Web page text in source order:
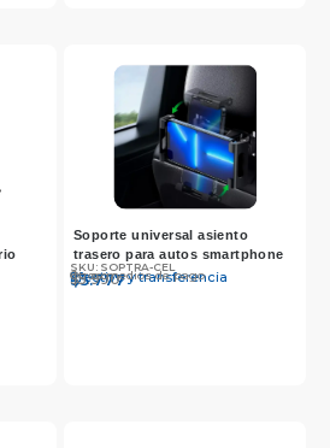
Soporte universal asiento
trasero para autos smartphone
SKU: SOPTRA-CEL
$5.777
Efectivo y transferencia
$5.990
Otros medios de pago